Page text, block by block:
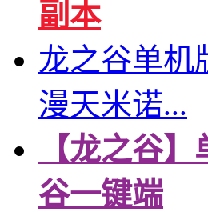
副本
龙之谷单机
漫天米诺...
【龙之谷
谷一键端